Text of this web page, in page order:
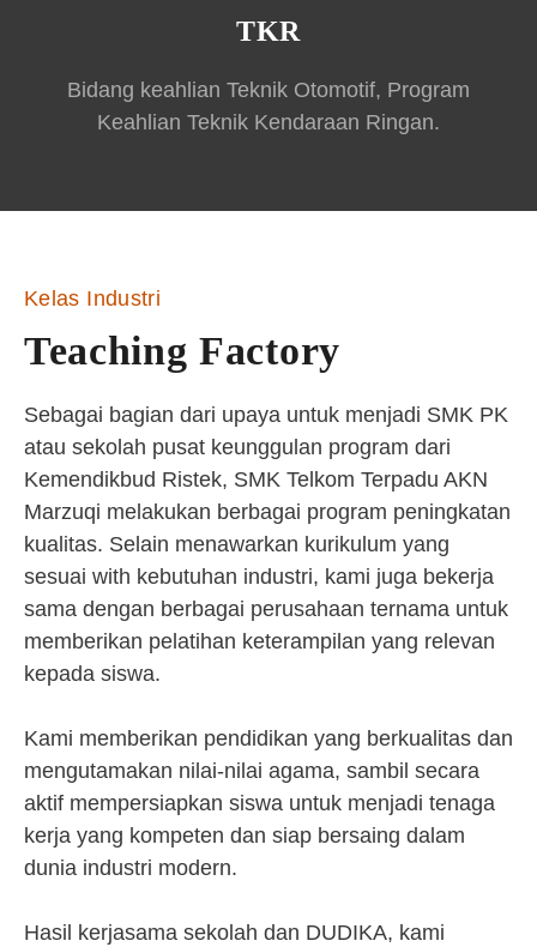
TKR
Bidang keahlian Teknik Otomotif, Program
Keahlian Teknik Kendaraan Ringan.
Kelas Industri
Teaching Factory
Sebagai bagian dari upaya untuk menjadi SMK PK
atau sekolah pusat keunggulan program dari
Kemendikbud Ristek, SMK Telkom Terpadu AKN
Marzuqi melakukan berbagai program peningkatan
kualitas. Selain menawarkan kurikulum yang
sesuai with kebutuhan industri, kami juga bekerja
sama dengan berbagai perusahaan ternama untuk
memberikan pelatihan keterampilan yang relevan
kepada siswa.
Kami memberikan pendidikan yang berkualitas dan
mengutamakan nilai-nilai agama, sambil secara
aktif mempersiapkan siswa untuk menjadi tenaga
kerja yang kompeten dan siap bersaing dalam
dunia industri modern.
Hasil kerjasama sekolah dan DUDIKA, kami